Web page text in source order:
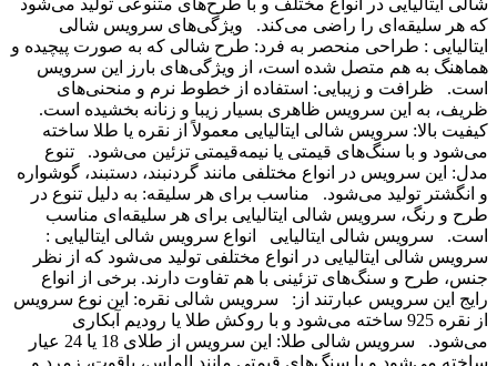
هر سلیقه‌ای را راضی می‌کند. ویژگی‌های سرویس شالی
: طراحی منحصر به فرد: طرح شالی که به صورت پیچیده و
به هم متصل شده است، از ویژگی‌های بارز این سرویس
ظرافت و زیبایی: استفاده از خطوط نرم و منحنی‌های
به این سرویس ظاهری بسیار زیبا و زنانه بخشیده است.
بالا: سرویس شالی ایتالیایی معمولاً از نقره یا طلا ساخته
و با سنگ‌های قیمتی یا نیمه‌قیمتی تزئین می‌شود. تنوع
این سرویس در انواع مختلفی مانند گردنبند، دستبند، گوشواره
انگشتر تولید می‌شود. مناسب برای هر سلیقه: به دلیل تنوع در
و رنگ، سرویس شالی ایتالیایی برای هر سلیقه‌ای مناسب
سرویس شالی ایتالیایی انواع سرویس شالی ایتالیایی :
شالی ایتالیایی در انواع مختلفی تولید می‌شود که از نظر
طرح و سنگ‌های تزئینی با هم تفاوت دارند. برخی از انواع
این سرویس عبارتند از: سرویس شالی نقره: این نوع سرویس
از نقره 925 ساخته می‌شود و با روکش طلا یا رودیم آبکاری
می‌شود. سرویس شالی طلا: این سرویس از طلای 18 یا 24 عیار
می‌شود و با سنگ‌های قیمتی مانند الماس، یاقوت، زمرد و